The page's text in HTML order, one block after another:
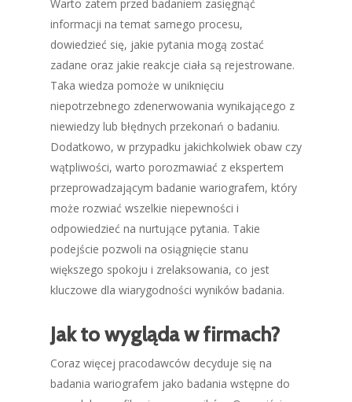
Warto zatem przed badaniem zasięgnąć
informacji na temat samego procesu,
dowiedzieć się, jakie pytania mogą zostać
zadane oraz jakie reakcje ciała są rejestrowane.
Taka wiedza pomoże w uniknięciu
niepotrzebnego zdenerwowania wynikającego z
niewiedzy lub błędnych przekonań o badaniu.
Dodatkowo, w przypadku jakichkolwiek obaw czy
wątpliwości, warto porozmawiać z ekspertem
przeprowadzającym badanie wariografem, który
może rozwiać wszelkie niepewności i
odpowiedzieć na nurtujące pytania. Takie
podejście pozwoli na osiągnięcie stanu
większego spokoju i zrelaksowania, co jest
kluczowe dla wiarygodności wyników badania.
Jak to wygląda w firmach?
Coraz więcej pracodawców decyduje się na
badania wariografem jako badania wstępne do